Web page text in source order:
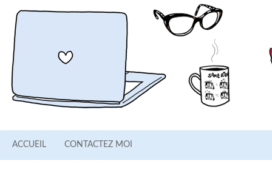
ACCUEIL CONTACTEZ MOI